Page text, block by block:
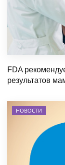
FDA
результатов
НОВОСТИ